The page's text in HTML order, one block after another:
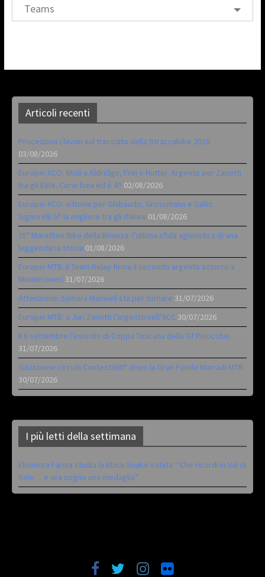
Teams
Articoli recenti
Procedono i lavori sul tracciato della Straccabike 2026
03/08/2026
Europei XCO: titoli a Aldridge, Frei e Hutter. Argento per Zanotti
tra gli Elite. Corvi fora ed è 4^ 02/08/2026
Europei XCO: vittorie per Ghibaudo, Grossmann e Gallis.
Signorelli 5^ la migliore tra gli italiani 01/08/2026
35ª Marathon Bike della Brianza: l’ultima sfida agonistica di una
leggendaria storia 01/08/2026
Europei MTB: il Team Relay firma il secondo argento azzurro a
Monteceneri 31/07/2026
Attenzione: Samara Maxwell sta per tornare 31/07/2026
Europei MTB: a Juri Zanotti l’argento nell’XCC 30/07/2026
Il 6 settembre l’esordio di Coppa Toscana della Gf Pinocchio
31/07/2026
Situazione circuiti Contest360° dopo la Gran Fondo Marradi MTB
30/07/2026
I più letti della settimana
Eleonora Farina studia la Black Snake iridata: “Che ricordi in Val di
Sole… e ora sogno una medaglia”